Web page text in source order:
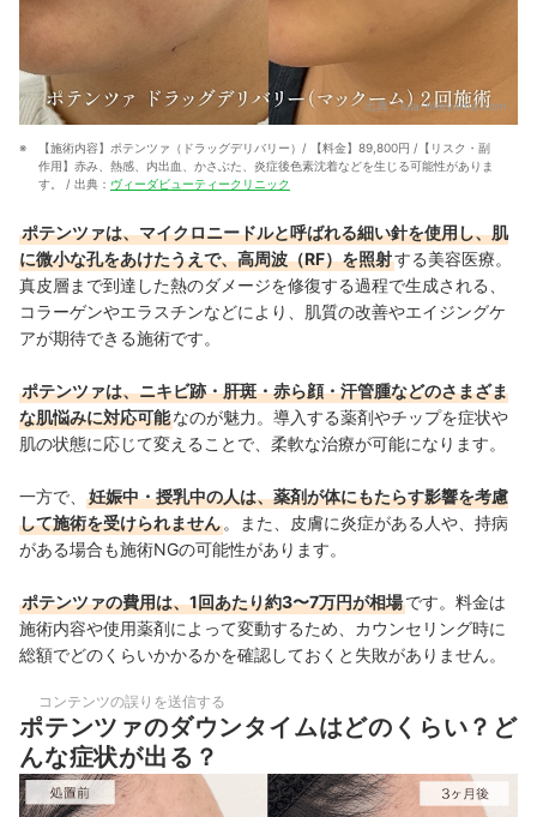
出典：lula-okayama.com
【施術内容】ポテンツァ（ドラッグデリバリー）/ 【料金】89,800円 /【リスク・副
作用】赤み、熱感、内出血、かさぶた、炎症後色素沈着などを生じる可能性がありま
す。 / 出典： ヴィーダビューティークリニック
ポテンツァは、マイクロニードルと呼ばれる細い針を使用し、肌
に微小な孔をあけたうえで、高周波（RF）を照射する美容医療。
真皮層まで到達した熱のダメージを修復する過程で生成される、
コラーゲンやエラスチンなどにより、肌質の改善やエイジングケ
アが期待できる施術です。
ポテンツァは、ニキビ跡・肝斑・赤ら顔・汗管腫などのさまざま
な肌悩みに対応可能なのが魅力。導入する薬剤やチップを症状や
肌の状態に応じて変えることで、柔軟な治療が可能になります。
一方で、
妊娠中・授乳中の人は、薬剤が体にもたらす影響を考慮
して施術を受けられません 。また、皮膚に炎症がある人や、持病
がある場合も施術NGの可能性があります。
ポテンツァの費用は、1回あたり約3〜7万円が相場です。料金は
施術内容や使用薬剤によって変動するため、カウンセリング時に
総額でどのくらいかかるかを確認しておくと失敗がありません。
コンテンツの誤りを送信する
ポテンツァのダウンタイムはどのくらい？ど
んな症状が出る？